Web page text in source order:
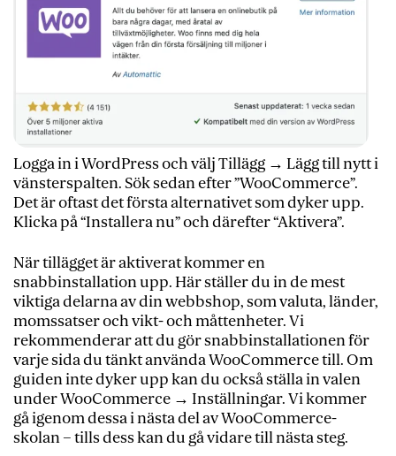
Logga in i WordPress och välj Tillägg → Lägg till nytt i
vänsterspalten. Sök sedan efter ”WooCommerce”.
Det är oftast det första alternativet som dyker upp.
Klicka på “Installera nu” och därefter “Aktivera”.
När tillägget är aktiverat kommer en
snabbinstallation upp. Här ställer du in de mest
viktiga delarna av din webbshop, som valuta, länder,
momssatser och vikt- och måttenheter. Vi
rekommenderar att du gör snabbinstallationen för
varje sida du tänkt använda WooCommerce till. Om
guiden inte dyker upp kan du också ställa in valen
under WooCommerce → Inställningar. Vi kommer
gå igenom dessa i nästa del av WooCommerce-
skolan – tills dess kan du gå vidare till nästa steg.